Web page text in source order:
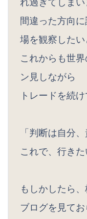
れ過ぎてしまい
間違った方向
場を観察したい
これからも世
ン見しながら
トレードを続
「判断は自分
これで、行きた
もしかしたら
ブログを見て